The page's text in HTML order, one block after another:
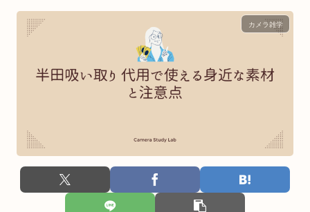
カメラ雑学